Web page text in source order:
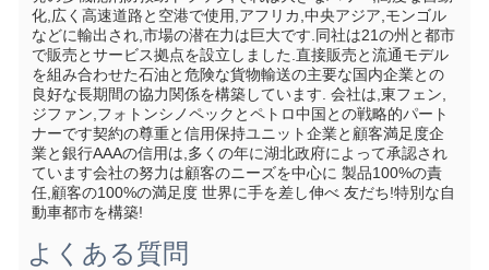
化,広く高速道路と空港で使用,アフリカ,中央アジア,モンゴル
などに輸出され,市場の潜在力は巨大です.同社は21の州と都市
で販売とサービス拠点を設立しました.直接販売と流通モデル
を組み合わせた石油と危険な貨物輸送の主要な国内企業との
良好な長期間の協力関係を構築しています. 会社は,東フェン,
ジファン,フォトンシノペックとペトロ中国との戦略的パート
ナーです契約の尊重と信用保持ユニット企業と顧客満足度企
業と銀行AAAの信用は,多くの年に湖北政府によって承認され
ています会社の努力は顧客のニーズを中心に 製品100%の責
任,顧客の100%の満足度 世界に手を差し伸べ 友だち!特別な自
動車都市を構築!
よくある質問